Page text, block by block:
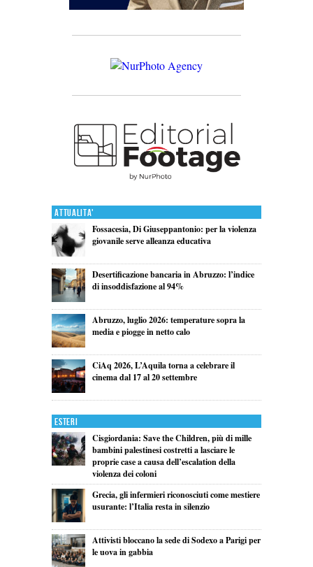
Attualita'
Fossacesia, Di Giuseppantonio: per la violenza
giovanile serve alleanza educativa
Desertificazione bancaria in Abruzzo: l’indice
di insoddisfazione al 94%
Abruzzo, luglio 2026: temperature sopra la
media e piogge in netto calo
CiAq 2026, L’Aquila torna a celebrare il
cinema dal 17 al 20 settembre
Esteri
Cisgiordania: Save the Children, più di mille
bambini palestinesi costretti a lasciare le
proprie case a causa dell’escalation della
violenza dei coloni
Grecia, gli infermieri riconosciuti come mestiere
usurante: l’Italia resta in silenzio
Attivisti bloccano la sede di Sodexo a Parigi per
le uova in gabbia